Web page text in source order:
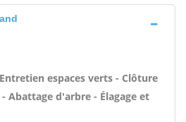
espaces verts - Clôture
Abattage d'arbre - Élagage et